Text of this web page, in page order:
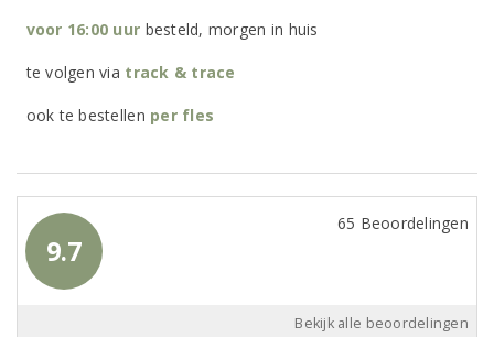
voor 16:00 uur besteld, morgen in huis
te volgen via track & trace
ook te bestellen per fles
9.7
65 Beoordelingen
Bekijk alle beoordelingen